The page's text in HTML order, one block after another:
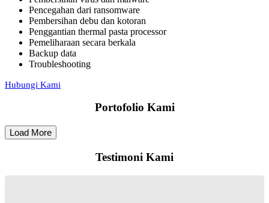
Pencegahan dari ransomware
Pembersihan debu dan kotoran
Penggantian thermal pasta processor
Pemeliharaan secara berkala
Backup data
Troubleshooting
Hubungi Kami
Portofolio Kami
Load More
Testimoni Kami